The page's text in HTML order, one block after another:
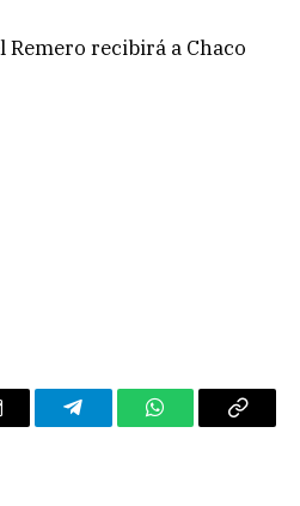
Remero recibirá a Chaco
TelegramWhatsAppCopy